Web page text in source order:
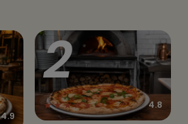
4.9
2
★★★★★ 4.8